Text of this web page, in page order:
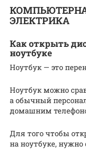
ЭЛЕКТРИКА
Как открыть
ноутбуке
Ноутбук — это
Ноутбук можно
а обычный
домашним
Для того чтобы
на ноутбуке, нужно